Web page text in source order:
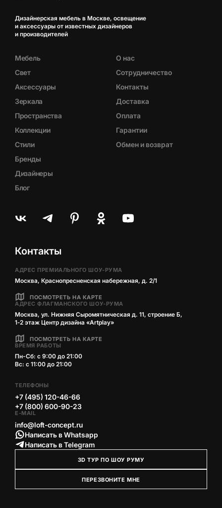
Дизайнерская мебель в Москве, освещение
и аксессуары от известных дизайнеров
и производителей
Мебель
Свет
Аксессуары
Зеркала
Пространства
Коллекции
Стили
Бренды
Дизайнеры
Блог
О нас
Сотрудничество
Контакты
Доставка
Оплата
Гарантии
Обмен и возврат
Контакты
АДРЕС ПРЕМИАЛЬНОГО ШОУ-РУМА
Москва, Краснопресненская набережная, д. 2/1
ПОСМОТРЕТЬ НА КАРТЕ
АДРЕС ФЛАГМАНСКОГО ШОУ-РУМА
Москва, ул. Нижняя Сыромятническая д. 11, строение Б,
1‑2 этаж Центр дизайна «Artplay»
ПОСМОТРЕТЬ НА КАРТЕ
ВРЕМЯ РАБОТЫ
Пн-Сб: с 9:00 до 21:00
Вс: с 11:00 до 21:00
ТЕЛЕФОНЫ
+7 (495) 120-46-66
+7 (800) 600-90-23
E-MAIL
info@loft-concept.ru
Написать в Whatsapp
Написать в Telegram
3D ТУР ПО ШОУ РУМУ
ПЕРЕЗВОНИТЕ МНЕ